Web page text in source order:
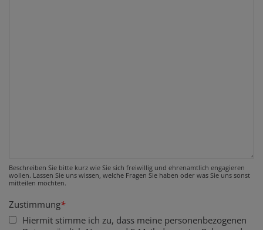
Beschreiben Sie bitte kurz wie Sie sich freiwillig und ehrenamtlich engagieren
wollen. Lassen Sie uns wissen, welche Fragen Sie haben oder was Sie uns sonst
mitteilen möchten.
Zustimmung*
Hiermit stimme ich zu, dass meine personenbezogenen